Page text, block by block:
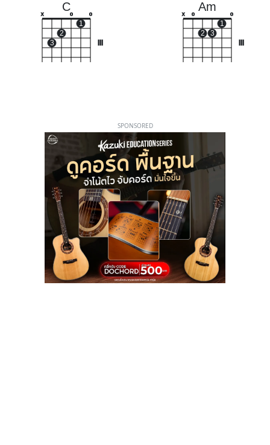
C
x
3
2
o
1
o
Am
x o
2 3
1
o
SPONSORED